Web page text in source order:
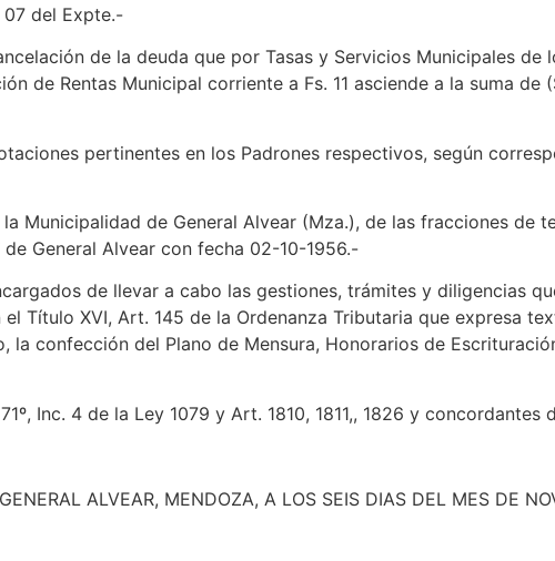
del Expte.-
de la deuda que por Tasas y Servicios Municipales de
Rentas Municipal corriente a Fs. 11 asciende a la suma de
pertinentes en los Padrones respectivos, según
Municipalidad de General Alvear (Mza.), de las fracciones de
de General Alvear con fecha 02-10-1956.-
de llevar a cabo las gestiones, trámites y diligencias
Título XVI, Art. 145 de la Ordenanza Tributaria que expresa
confección del Plano de Mensura, Honorarios de
Inc. 4 de la Ley 1079 y Art. 1810, 1811,, 1826 y concordantes
ALVEAR, MENDOZA, A LOS SEIS DIAS DEL MES DE